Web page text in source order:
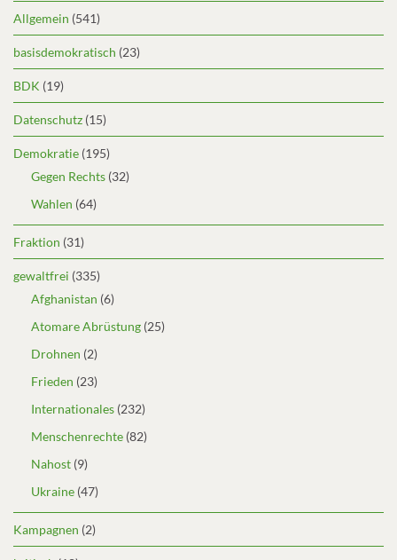
Allgemein (541)
basisdemokratisch (23)
BDK (19)
Datenschutz (15)
Demokratie (195)
Gegen Rechts (32)
Wahlen (64)
Fraktion (31)
gewaltfrei (335)
Afghanistan (6)
Atomare Abrüstung (25)
Drohnen (2)
Frieden (23)
Internationales (232)
Menschenrechte (82)
Nahost (9)
Ukraine (47)
Kampagnen (2)